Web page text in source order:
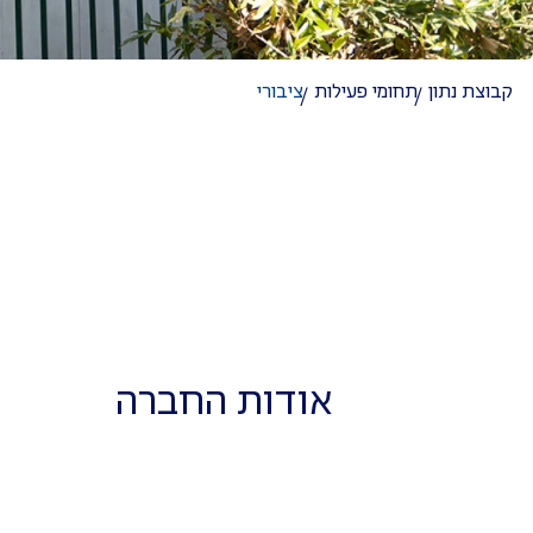
קבוצת נתון תחומי פעילות ציבורי
אודות החברה